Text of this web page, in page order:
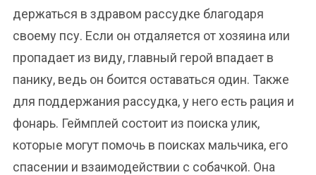
держаться в здравом рассудке благодаря
своему псу. Если он отдаляется от хозяина или
пропадает из виду, главный герой впадает в
панику, ведь он боится оставаться один. Также
для поддержания рассудка, у него есть рация и
фонарь. Геймплей состоит из поиска улик,
которые могут помочь в поисках мальчика, его
спасении и взаимодействии с собачкой. Она